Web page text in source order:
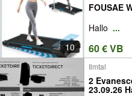
10
FOUSAE
Hallo ...
60 € VB
Ilmtal
2
23.09.26